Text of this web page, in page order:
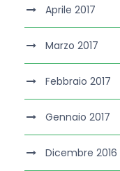
Aprile 2017
Marzo 2017
Febbraio 2017
Gennaio 2017
Dicembre 2016